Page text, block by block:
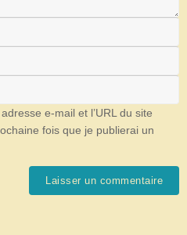
e-mail et l’URL du site
fois que je publierai un